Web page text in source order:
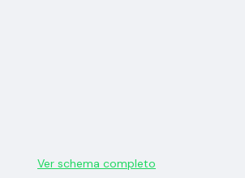
Ver schema completo